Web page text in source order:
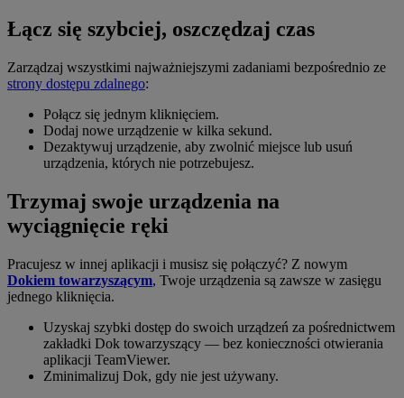
Łącz się szybciej, oszczędzaj czas
Zarządzaj wszystkimi najważniejszymi zadaniami bezpośrednio ze
strony dostępu zdalnego:
Połącz się jednym kliknięciem.
Dodaj nowe urządzenie w kilka sekund.
Dezaktywuj urządzenie, aby zwolnić miejsce lub usuń
urządzenia, których nie potrzebujesz.
Trzymaj swoje urządzenia na
wyciągnięcie ręki
Pracujesz w innej aplikacji i musisz się połączyć? Z nowym
Dokiem towarzyszącym, Twoje urządzenia są zawsze w zasięgu
jednego kliknięcia.
Uzyskaj szybki dostęp do swoich urządzeń za pośrednictwem
zakładki Dok towarzyszący — bez konieczności otwierania
aplikacji TeamViewer.
Zminimalizuj Dok, gdy nie jest używany.